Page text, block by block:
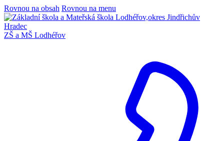
Rovnou na obsah Rovnou na menu
ZŠ a MŠ Lodhéřov